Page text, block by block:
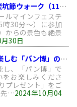
ォーク（11月3日）
ルマインフェステ
30分～）に参加
からの景色も絶景
30日
ウォーキング（１０月６日）
し、「パン博」で
お楽しみくださ
プレゼント」をご
先…2024年10月04